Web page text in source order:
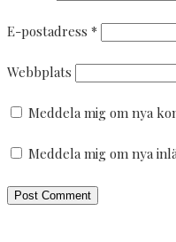
E-postadress *
Webbplats
Meddela mig om nya
Meddela mig om nya